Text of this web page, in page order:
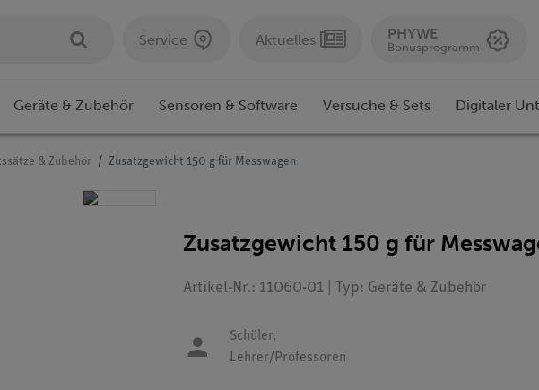
Service Aktuelles PHYWE
Bonusprogramm
Geräte & Zubehör Sensoren & Software Versuche & Sets Digitaler
& Zubehör Zusatzgewicht 150 g für Messwagen
Zusatzgewicht 150 g für
Artikel-Nr.: 11060-01 | Typ: Geräte & Zubehör
Schüler,
Lehrer/Professoren